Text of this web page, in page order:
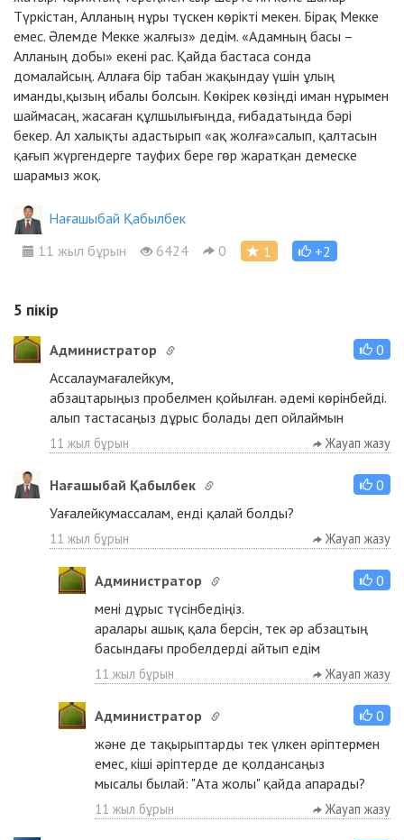
Түркістан, Алланың нұры түскен көрікті мекен. Бірақ Мекке
емес. Әлемде Мекке жалғыз» дедім. «Адамның басы –
Алланың добы» екені рас. Қайда бастаса сонда
домалайсың. Аллаға бір табан жақындау үшін ұлың
иманды,қызың ибалы болсын. Көкірек көзіңді иман нұрымен
шаймасаң, жасаған құлшылығыңда, ғибадатыңда бәрі
бекер. Ал халықты адастырып «ақ жолға»салып, қалтасын
қағып жүргендерге тауфих бере гөр жаратқан демеске
шарамыз жоқ.
Нағашыбай Қабылбек
11 жыл бұрын
6424 0 1 +2
5 пікір
Администратор
0
Ассалаумағалейкум,
абзацтарыңыз пробелмен қойылған. әдемі көрінбейді.
алып тастасаңыз дұрыс болады деп ойлаймын
11 жыл бұрын Жауап жазу
Нағашыбай Қабылбек
0
Уағалейкумассалам, енді қалай болды?
11 жыл бұрын Жауап жазу
Администратор
0
мені дұрыс түсінбедіңіз.
аралары ашық қала берсін, тек әр абзацтың
басындағы пробелдерді айтып едім
11 жыл бұрын Жауап жазу
Администратор
0
және де тақырыптарды тек үлкен әріптермен
емес, кіші әріптерде де қолдансаңыз
мысалы былай: "Ата жолы" қайда апарады?
11 жыл бұрын Жауап жазу